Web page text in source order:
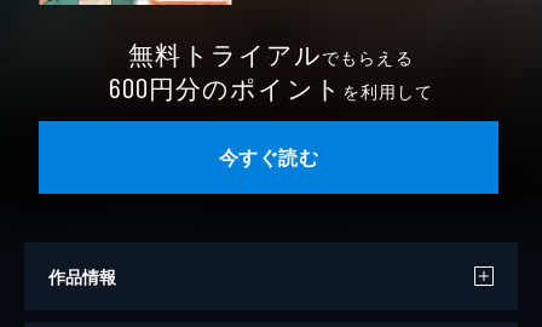
無料トライアルでもらえる
600円分のポイント を利用して
今すぐ読む
作品情報